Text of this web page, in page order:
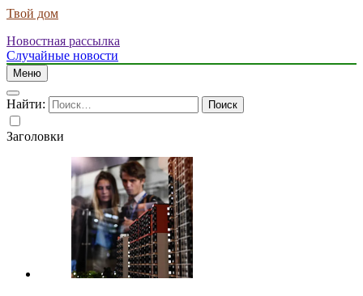
Твой дом
Новостная рассылка
Случайные новости
Меню
Найти:
Заголовки